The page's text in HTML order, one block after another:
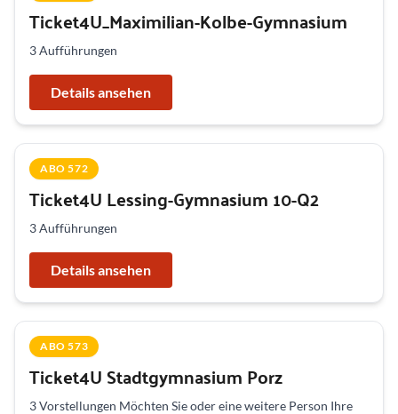
Ticket4U_Maximilian-Kolbe-Gymnasium
3 Aufführungen
Details ansehen
ABO 572
Ticket4U Lessing-Gymnasium 10-Q2
3 Aufführungen
Details ansehen
ABO 573
Ticket4U Stadtgymnasium Porz
3 Vorstellungen Möchten Sie oder eine weitere Person Ihre